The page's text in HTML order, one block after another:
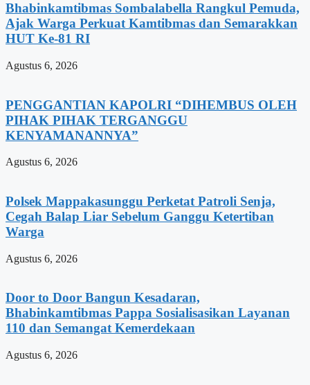
Bhabinkamtibmas Sombalabella Rangkul Pemuda,
Ajak Warga Perkuat Kamtibmas dan Semarakkan
HUT Ke-81 RI
Agustus 6, 2026
PENGGANTIAN KAPOLRI “DIHEMBUS OLEH
PIHAK PIHAK TERGANGGU
KENYAMANANNYA”
Agustus 6, 2026
Polsek Mappakasunggu Perketat Patroli Senja,
Cegah Balap Liar Sebelum Ganggu Ketertiban
Warga
Agustus 6, 2026
Door to Door Bangun Kesadaran,
Bhabinkamtibmas Pappa Sosialisasikan Layanan
110 dan Semangat Kemerdekaan
Agustus 6, 2026